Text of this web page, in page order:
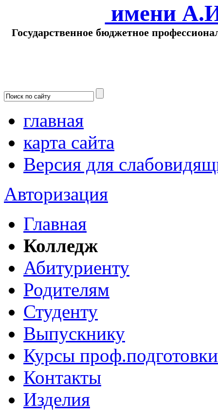
имени
Государственное бюджетное
главная
карта сайта
Версия для
Авторизация
Главная
Колледж
Абитуриенту
Родителям
Студенту
Выпускнику
Курсы проф.подготовки
Контакты
Изделия